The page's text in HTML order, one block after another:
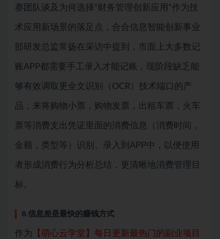
赛团队谈及为何选择“财务管理创新应用”作为技
术应用新场景的落足点，合合信息智能创新事业
部研发总监常扬在采访中提到，市面上大多数记
账APP都需要手工录入才能记账，现阶段缺乏能
够有效调取更全文识别（OCR）技术端口的产
品，来将购物小票，购物发票，出租车票，火车
票等消费支出凭证里面的消费信息（消费时间，
金额，类型等）识别、录入到APP中，以便使用
者形成消费行为分析总结，更清晰地消费管理目
标。
8.信息差是最快的赚钱方式
作为 【萌心云学堂】每日更新最热门的副业项目